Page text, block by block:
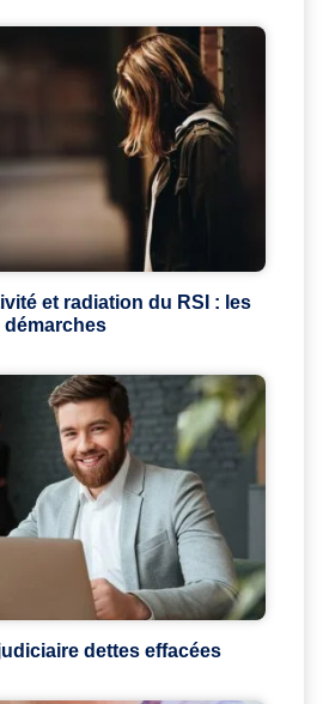
et radiation du RSI : les
démarches
dettes effacées